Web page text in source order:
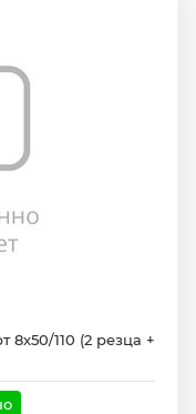
8х50/110 (2 резца +